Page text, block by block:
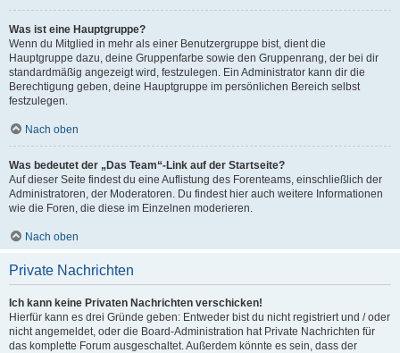
Was ist eine Hauptgruppe?
Wenn du Mitglied in mehr als einer Benutzergruppe bist, dient die
Hauptgruppe dazu, deine Gruppenfarbe sowie den Gruppenrang, der bei dir
standardmäßig angezeigt wird, festzulegen. Ein Administrator kann dir die
Berechtigung geben, deine Hauptgruppe im persönlichen Bereich selbst
festzulegen.
Nach oben
Was bedeutet der „Das Team“-Link auf der Startseite?
Auf dieser Seite findest du eine Auflistung des Forenteams, einschließlich der
Administratoren, der Moderatoren. Du findest hier auch weitere Informationen
wie die Foren, die diese im Einzelnen moderieren.
Nach oben
Private Nachrichten
Ich kann keine Privaten Nachrichten verschicken!
Hierfür kann es drei Gründe geben: Entweder bist du nicht registriert und / oder
nicht angemeldet, oder die Board-Administration hat Private Nachrichten für
das komplette Forum ausgeschaltet. Außerdem könnte es sein, dass der